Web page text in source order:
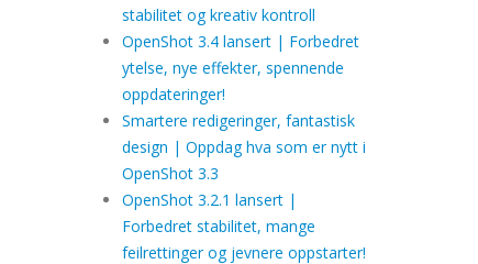
stabilitet og kreativ kontroll
OpenShot 3.4 lansert | Forbedret
ytelse, nye effekter, spennende
oppdateringer!
Smartere redigeringer, fantastisk
design | Oppdag hva som er nytt i
OpenShot 3.3
OpenShot 3.2.1 lansert |
Forbedret stabilitet, mange
feilrettinger og jevnere oppstarter!